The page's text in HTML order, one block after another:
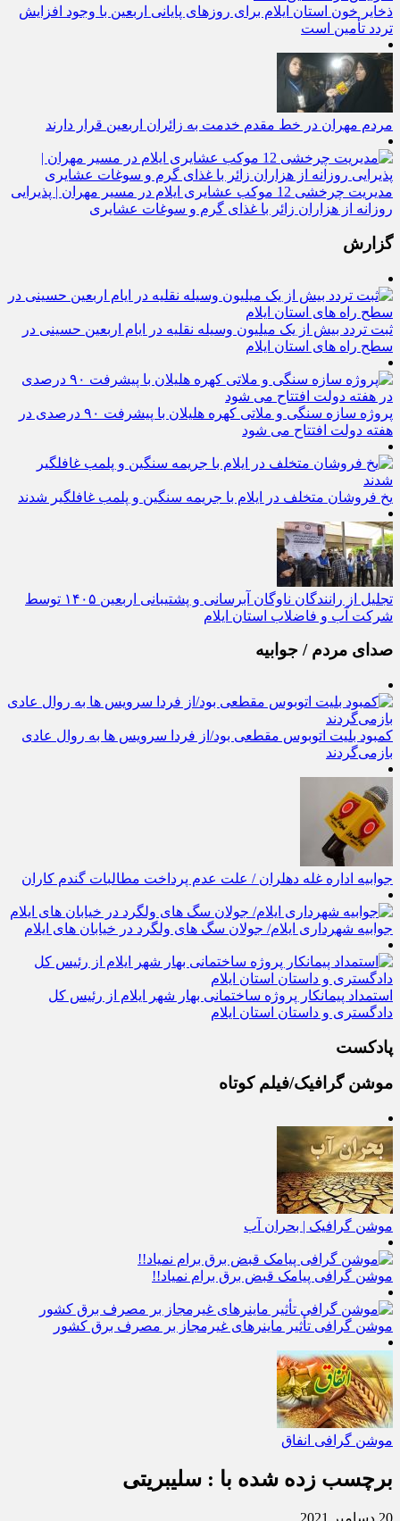
ذخایر خون استان ایلام برای روزهای پایانی اربعین با وجود افزایش
تردد تأمین است
مردم مهران در خط مقدم خدمت به زائران اربعین قرار دارند
مدیریت چرخشی 12 موکب‌ عشایری ایلام در مسیر مهران | پذیرایی
روزانه از هزاران زائر با غذای گرم و سوغات عشایری
گزارش
ثبت تردد بیش از یک میلیون وسیله نقلیه در ایام اربعین حسینی در
سطح راه‌ های استان ایلام
پروژه سازه سنگی و ملاتی کهره هلیلان با پیشرفت ۹۰ درصدی در
هفته دولت افتتاح می شود
یخ‌ فروشان متخلف در ایلام با جریمه سنگین و پلمب غافلگیر شدند
تجلیل از رانندگان ناوگان آبرسانی و پشتیبانی اربعین ۱۴۰۵ توسط
شرکت آب و فاضلاب استان ایلام
صدای مردم / جوابیه
کمبود بلیت اتوبوس مقطعی بود/از فردا سرویس ها به روال عادی
بازمی‌گردند
جوابیه اداره غله دهلران / علت عدم پرداخت مطالبات گندم کاران
جوابیه شهرداری ایلام/ جولان سگ های ولگرد در خیابان های ایلام
استمداد پیمانکار پروژه ساختمانی بهار شهر ایلام از رئیس کل
دادگستری و داستان استان ایلام
پادکست
موشن گرافیک/فیلم کوتاه
موشن گرافیک | بحران آب
موشن گرافی پیامک قبض برق برام نمیاد!!
موشن گرافی تأثیر ماینرهای غیرمجاز بر مصرف برق کشور
موشن گرافی انفاق
برچسب زده شده با : سلیبریتی
20 دسامبر 2021